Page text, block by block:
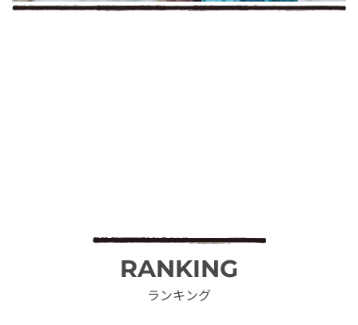
RANKING
ランキング